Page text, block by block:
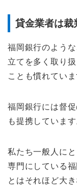
貸金業者は裁
福岡銀行のよう
立てを多く取り
ことも慣れていま
福岡銀行には督
も提携しています
私たち一般人に
専門にしている
とはそれほど大